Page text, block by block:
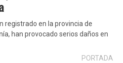
registrado en la provincia de
han provocado serios daños en
PORTADA